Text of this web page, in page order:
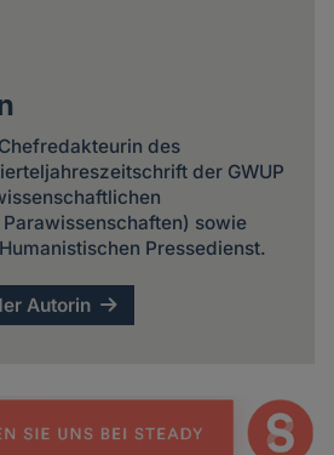
des
der GWUP
sowie
Pressedienst.
Autorin